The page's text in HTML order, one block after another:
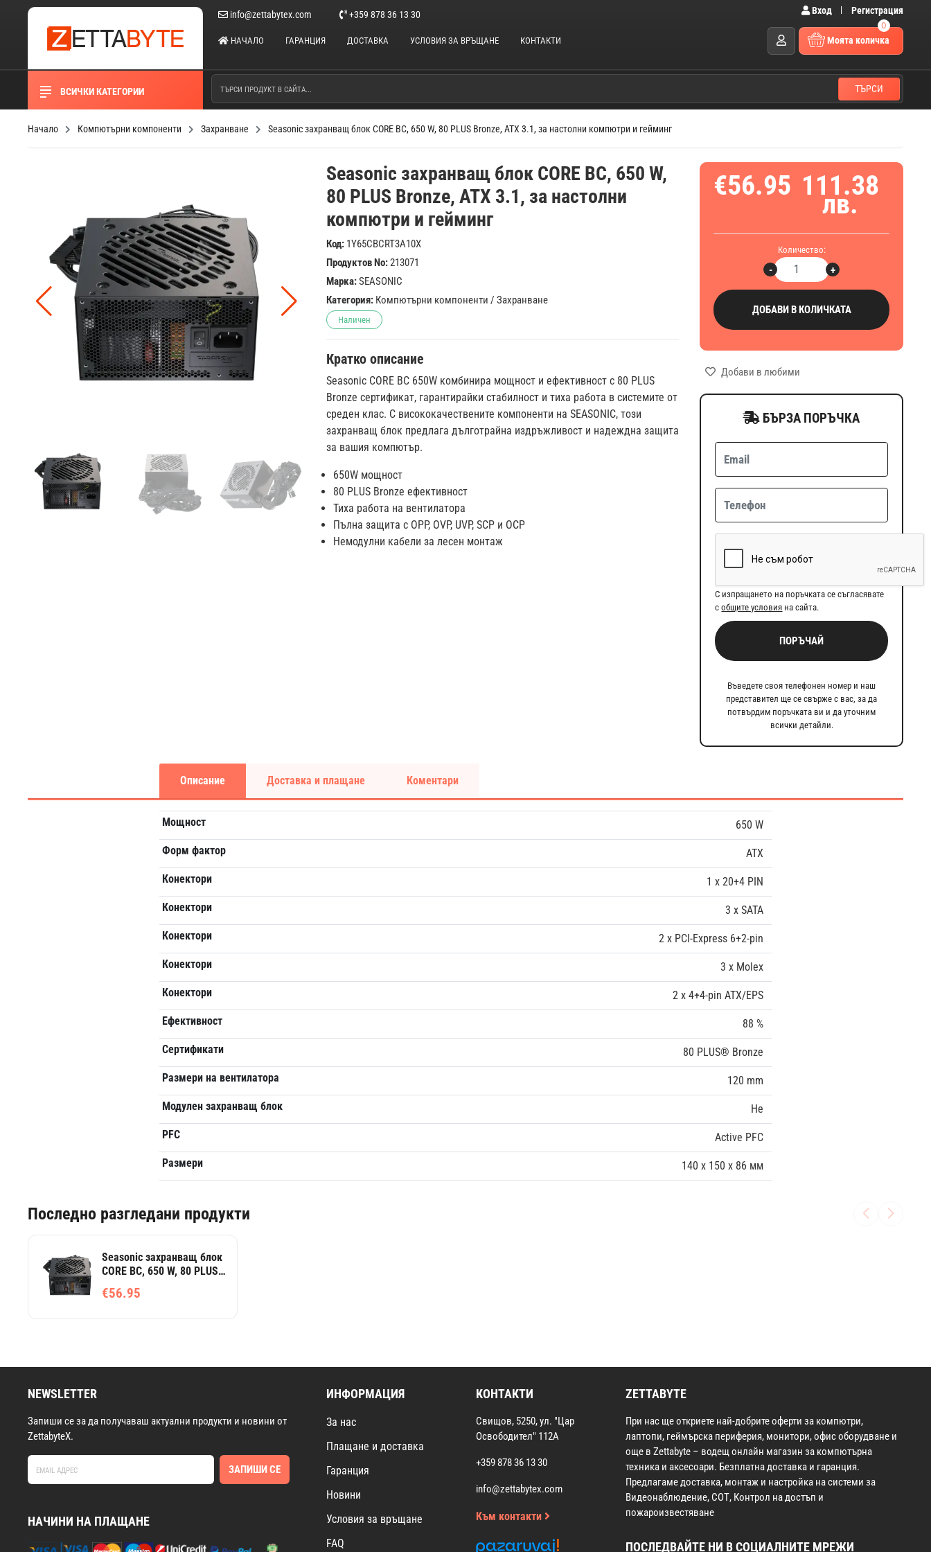
info@zettabytex.com +359 878 36 13 30 Вход Регистрация
НАЧАЛО ГАРАНЦИЯ ДОСТАВКА УСЛОВИЯ ЗА ВРЪЩАНЕ КОНТАКТИ
0
Моята количка
ВСИЧКИ КАТЕГОРИИ ТЪРСИ
Начало Компютърни компоненти Захранване Seasonic захранващ блок CORE BC, 650 W, 80 PLUS Bronze, ATX 3.1, за настолни компютри и гейминг
Seasonic захранващ блок CORE BC, 650 W,
80 PLUS Bronze, ATX 3.1, за настолни
компютри и гейминг
Код: 1Y65CBCRT3A10X
Продуктов No:213071
Марка:SEASONIC
Категория: Компютърни компоненти /Захранване
Наличен
Кратко описание
Seasonic CORE BC 650W комбинира мощност и ефективност с 80 PLUS
Bronze сертификат, гарантирайки стабилност и тиха работа в системите от
среден клас. С висококачествените компоненти на SEASONIC, този
захранващ блок предлага дълготрайна издръжливост и надеждна защита
за вашия компютър.
650W мощност
80 PLUS Bronze ефективност
Тиха работа на вентилатора
Пълна защита с OPP, OVP, UVP, SCP и OCP
Немодулни кабели за лесен монтаж
€56.95 111.38
лв.
Количество:
+
-
ДОБАВИ В КОЛИЧКАТА
Добави в любими
БЪРЗА ПОРЪЧКА
С изпращането на поръчката се съгласявате
собщите условия на сайта.
ПОРЪЧАЙ
Въведете своя телефонен номер и наш
представител ще се свърже с вас, за да
потвърдим поръчката ви и да уточним
всички детайли.
Описание Доставка и плащане Коментари
Мощност
650 W
Форм фактор
ATX
Конектори
1 x 20+4 PIN
Конектори
3 x SATA
Конектори
2 x PCI-Express 6+2-pin
Конектори
3 x Molex
Конектори
2 x 4+4-pin ATX/EPS
Ефективност
88 %
Сертификати
80 PLUS® Bronze
Размери на вентилатора
120 mm
Модулен захранващ блок
Не
PFC
Active PFC
Размери
140 x 150 x 86 мм
Последно разгледани продукти
Seasonic захранващ блок
CORE BC, 650 W, 80 PLUS
настолни компютри и
€56.95
NEWSLETTER
Запиши се за да получаваш актуални продукти и новини от
ZettabyteX.
ЗАПИШИ СЕ
НАЧИНИ НА ПЛАЩАНЕ
ИНФОРМАЦИЯ
За нас
Плащане и доставка
Гаранция
Новини
Условия за връщане
FAQ
КОНТАКТИ
Свищов, 5250, ул. "Цар
Освободител" 112А
+359 878 36 13 30
info@zettabytex.com
Към контакти
ZETTABYTE
При нас ще откриете най-добрите оферти за компютри,
лаптопи, геймърска периферия, монитори, офис оборудване и
още в Zettabyte – водещ онлайн магазин за компютърна
техника и аксесоари. Безплатна доставка и гаранция.
Предлагаме доставка, монтаж и настройка на системи за
Видеонаблюдение, СОТ, Контрол на достъп и
пожароизвестяване
ПОСЛЕДВАЙТЕ НИ В СОЦИАЛНИТЕ МРЕЖИ